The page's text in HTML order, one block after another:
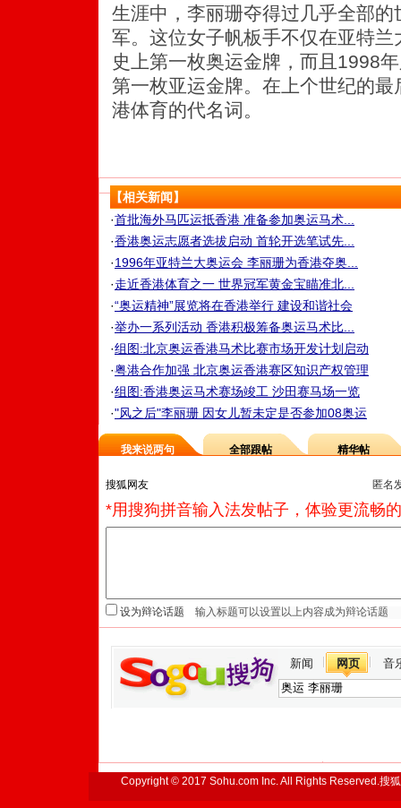
生涯中，李丽珊夺得过几乎全部
军。这位女子帆板手不仅在亚特
史上第一枚奥运金牌，而且1998
第一枚亚运金牌。在上个世纪的
港体育的代名词。
【相关新闻】
·首批海外马匹运抵香港 准备参加奥运马术...
·香港奥运志愿者选拔启动 首轮开选笔试先...
·1996年亚特兰大奥运会 李丽珊为香港夺奥...
·走近香港体育之一 世界冠军黄金宝瞄准北...
·“奥运精神”展览将在香港举行 建设和谐社会
·举办一系列活动 香港积极筹备奥运马术比...
·组图:北京奥运香港马术比赛市场开发计划启动
·粤港合作加强 北京奥运香港赛区知识产权管理
·组图:香港奥运马术赛场竣工 沙田赛马场一览
·"风之后"李丽珊 因女儿暂未定是否参加08奥运
我来说两句 全部跟帖 精华帖
匿名
*用搜狗拼音输入法发帖子，体验更流畅
设为辩论话题
新闻 网页 音
Copyright © 2017 Sohu.com Inc. All Rights Reserved.搜